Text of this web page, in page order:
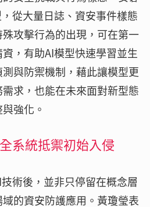
從大量日誌、資安事件樣態
攻擊行為的出現，可在第一
，有助AI模型快速學習並生
與防禦機制，藉此讓模型更
求，也能在未來面對新型態
強化。
系統抵禦初始入侵
術後，並非只停留在概念層
的資安防護應用。黃瓊瑩表